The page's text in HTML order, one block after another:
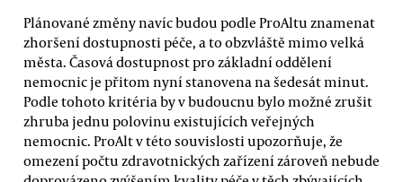
Plánované změny navíc budou podle ProAltu znamenat
zhoršení dostupnosti péče, a to obzvláště mimo velká
města. Časová dostupnost pro základní oddělení
nemocnic je přitom nyní stanovena na šedesát minut.
Podle tohoto kritéria by v budoucnu bylo možné zrušit
zhruba jednu polovinu existujících veřejných
nemocnic. ProAlt v této souvislosti upozorňuje, že
omezení počtu zdravotnických zařízení zároveň nebude